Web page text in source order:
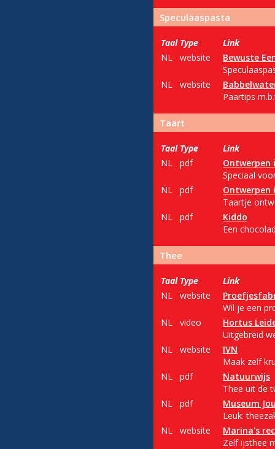
Speculaaspasta
Taal Type
Link
NL
website
Bewuste
NL
website
Paartips
Taart
Taal Type
Link
NL
pdf
Ontwerpen
Speciaal
NL
pdf
Ontwerpen
Taartje
NL
pdf
Kiddo
Een
Thee
Taal Type
Link
NL
website
Wil je een
NL
video
Hortus
Uitgebreid
NL
website
IVN
Maak zelf
NL
pdf
Natuurwijs
Thee uit de
NL
pdf
Museum
Leuk:
NL
website
Marina's
Zelf ijsthee